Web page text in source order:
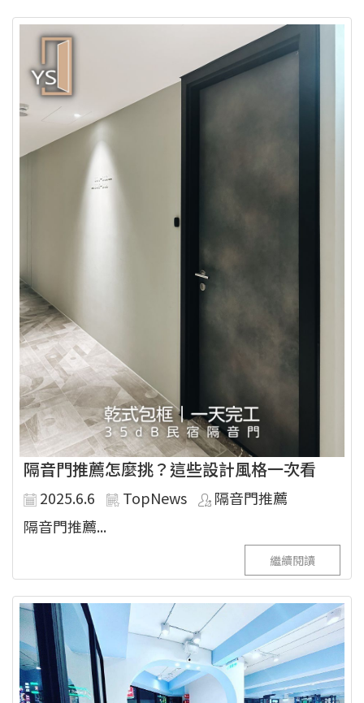
隔音門推薦怎麼挑？這些設計風格一次看
2025.6.6 TopNews
隔音門推薦
隔音門推薦...
繼續閱讀